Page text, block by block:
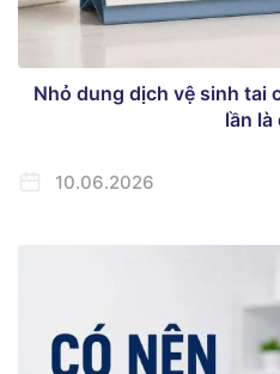
Nhỏ dung dịch vệ sinh tai
lần là
10.06.2026